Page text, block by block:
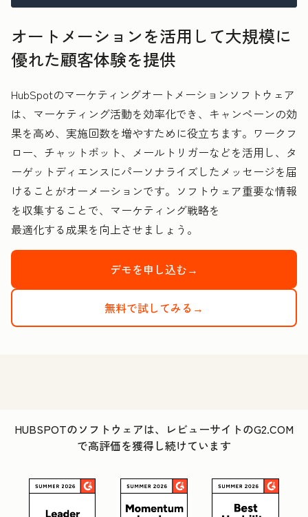
オートメーションを活用して大規模に
優れた顧客体験を提供
HubSpotのマーケティングオートメーションソフトウェア
は、マーケティング活動を効率化でき、キャンペーンの効
果を高め、実施回数を増やすために役立ちます。ワークフ
ロー、チャットボット、メールトリガーなどを活用し、タ
ーゲットディエンスにパーソナライズしたメッセージを届
けることがオーメーションです。ソフトウェア重要な情報
を収集することで、マーケティング戦略を
最適化する成果を向上させましょう。
デモを申し込む→
無料で試してみる→
HUBSPOTのソフトウェアは、レビューサイトのG2.COM
で高評価を獲得し続けています